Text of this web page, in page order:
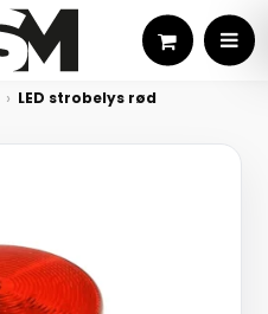
Kurv
LED strobelys rød